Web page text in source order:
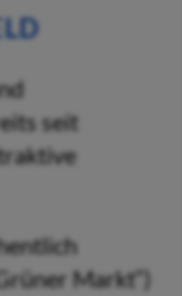
seit
Markt“)